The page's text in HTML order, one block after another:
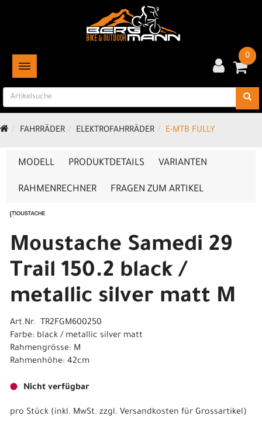
TOGGLE NAVIGATION
0
FAHRRÄDER ELEKTROFAHRRÄDER E-MTB FULLY
MODELL PRODUKTDETAILS VARIANTEN
RAHMENRECHNER FRAGEN ZUM ARTIKEL
Moustache Samedi 29
Trail 150.2 black /
metallic silver matt M
Art.Nr. TR2FGM600250
Farbe: black / metallic silver matt
Rahmengrösse: M
Rahmenhöhe: 42cm
Nicht verfügbar
pro Stück (inkl. MwSt. zzgl. Versandkosten für Grossartikel)